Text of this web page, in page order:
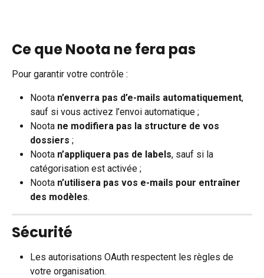
Ce que Noota ne fera pas
Pour garantir votre contrôle :
Noota n’enverra pas d’e-mails automatiquement,
sauf si vous activez l’envoi automatique ;
Noota ne modifiera pas la structure de vos
dossiers ;
Noota n’appliquera pas de labels, sauf si la
catégorisation est activée ;
Noota n’utilisera pas vos e-mails pour entraîner
des modèles.
Sécurité
Les autorisations OAuth respectent les règles de
votre organisation.